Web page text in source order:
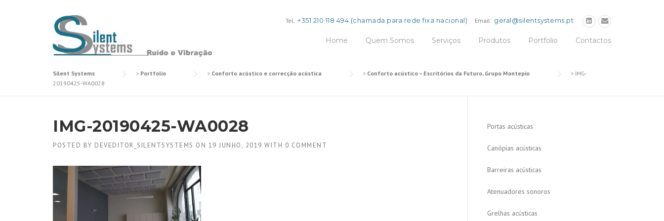
Email: geral@silentsystems.pt
Tel: +351 210 118 494 (chamada para rede fixa nacional)
Home Quem Somos Serviços Produtos Portfolio Contactos
Silent Systems > Portfolio > Conforto acústico e correcção acústica > Conforto acústico – Escritórios da Futuro, Grupo Montepio > IMG-
20190425-WA0028
IMG-20190425-WA0028
POSTED BY DEVEDITOR_SILENTSYSTEMS ON 19 JUNHO, 2019 WITH 0 COMMENT
Portas acústicas
Canópias acústicas
Barreiras acústicas
Atenuadores sonoros
Grelhas acústicas